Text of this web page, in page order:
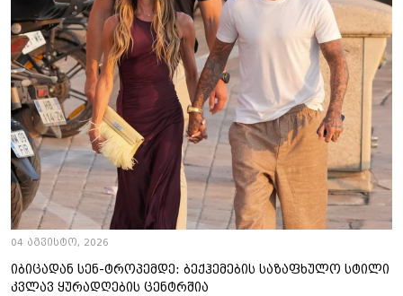
04 აგვისტო, 2026
იბიცადან სენ-ტროპემდე: ბექჰემების საზაფხულო სტილი
კვლავ ყურადღების ცენტრშია